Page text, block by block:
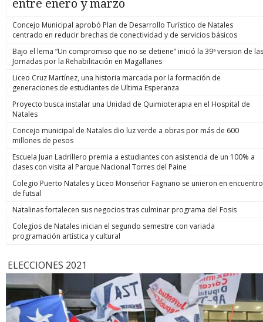
entre enero y marzo
Concejo Municipal aprobó Plan de Desarrollo Turístico de Natales
centrado en reducir brechas de conectividad y de servicios básicos
Bajo el lema “Un compromiso que no se detiene” inició la 39ª version de las
Jornadas por la Rehabilitación en Magallanes
Liceo Cruz Martínez, una historia marcada por la formación de
generaciones de estudiantes de Ultima Esperanza
Proyecto busca instalar una Unidad de Quimioterapia en el Hospital de
Natales
Concejo municipal de Natales dio luz verde a obras por más de 600
millones de pesos
Escuela Juan Ladrillero premia a estudiantes con asistencia de un 100% a
clases con visita al Parque Nacional Torres del Paine
Colegio Puerto Natales y Liceo Monseñor Fagnano se unieron en encuentro
de futsal
Natalinas fortalecen sus negocios tras culminar programa del Fosis
Colegios de Natales inician el segundo semestre con variada
programación artística y cultural
ELECCIONES 2021